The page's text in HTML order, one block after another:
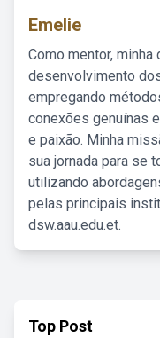
Emelie
Como mentor,
desenvolvimento
empregando
conexões genuínas
e paixão. Minha
sua jornada para se
utilizando
pelas principais
dsw.aau.edu.et.
Top Post